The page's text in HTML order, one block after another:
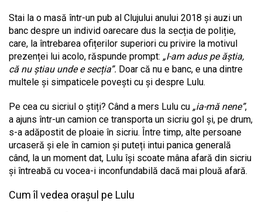
Stai la o masă într-un pub al Clujului anului 2018 și auzi un
banc despre un individ oarecare dus la secția de poliție,
care, la întrebarea ofițerilor superiori cu privire la motivul
prezenței lui acolo, răspunde prompt: „I-am adus pe ăștia,
că nu știau unde e secția”. Doar că nu e banc, e una dintre
multele și simpaticele povești cu și despre Lulu.
Pe cea cu sicriul o știți? Când a mers Lulu cu „ia-mă nene”,
a ajuns într-un camion ce transporta un sicriu gol și, pe drum,
s-a adăpostit de ploaie în sicriu. Între timp, alte persoane
urcaseră și ele în camion și puteți intui panica generală
când, la un moment dat, Lulu își scoate mâna afară din sicriu
și întreabă cu vocea-i inconfundabilă dacă mai plouă afară.
Cum îl vedea orașul pe Lulu